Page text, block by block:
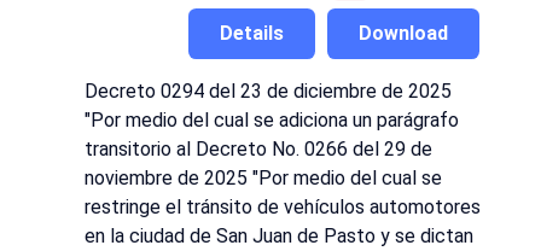
Download
Details
Decreto 0294 del 23 de diciembre de 2025
"Por medio del cual se adiciona un parágrafo
transitorio al Decreto No. 0266 del 29 de
noviembre de 2025 "Por medio del cual se
restringe el tránsito de vehículos automotores
en la ciudad de San Juan de Pasto y se dictan